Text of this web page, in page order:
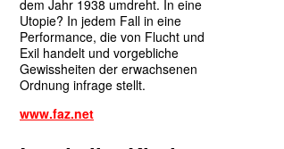
dem Jahr 1938 umdreht. In eine
Utopie? In jedem Fall in eine
Performance, die von Flucht und
Exil handelt und vorgebliche
Gewissheiten der erwachsenen
Ordnung infrage stellt.
www.faz.net